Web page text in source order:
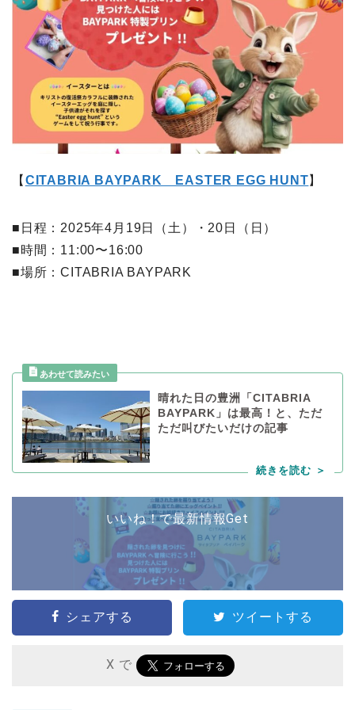
【 CITABRIA BAYPARK EASTER EGG HUNT】
■日程：2025年4月19日（土）・20日（日）
■時間：11:00〜16:00
■場所：CITABRIA BAYPARK
晴れた日の豊洲「CITABRIA
BAYPARK」は最高！と、ただ
ただ叫びたいだけの記事
いいね！で最新情報Get
シェアする ツイートする
X で